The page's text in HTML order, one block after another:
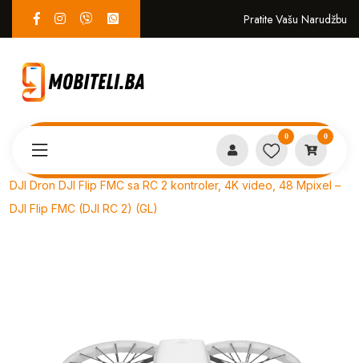
Pratite Vašu Narudžbu
0 0
DJI Dron DJI Flip FMC sa RC 2 kontroler, 4K video, 48 Mpixel –
DJI Flip FMC (DJI RC 2) (GL)